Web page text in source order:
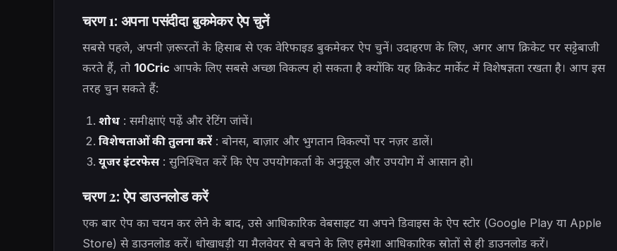
चरण 1: अपना पसंदीदा बुकमेकर ऐप चुनें
सबसे पहले, अपनी ज़रूरतों के हिसाब से एक वेरिफाइड बुकमेकर ऐप चुनें। उदाहरण के लिए, अगर आप क्रिकेट पर सट्टेबाजी
करते हैं, तो 10Cric आपके लिए सबसे अच्छा विकल्प हो सकता है क्योंकि यह क्रिकेट मार्केट में विशेषज्ञता रखता है। आप इस
तरह चुन सकते हैं:
शोध: समीक्षाएं पढ़ें और रेटिंग जांचें।
विशेषताओं की तुलना करें: बोनस, बाज़ार और भुगतान विकल्पों पर नज़र डालें।
यूजर इंटरफेस: सुनिश्चित करें कि ऐप उपयोगकर्ता के अनुकूल और उपयोग में आसान हो।
चरण 2: ऐप डाउनलोड करें
एक बार ऐप का चयन कर लेने के बाद, उसे आधिकारिक वेबसाइट या अपने डिवाइस के ऐप स्टोर (Google Play या Apple
Store) से डाउनलोड करें। धोखाधड़ी या मैलवेयर से बचने के लिए हमेशा आधिकारिक स्रोतों से ही डाउनलोड करें।